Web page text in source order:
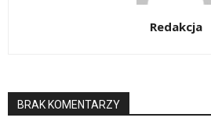
Redakcja
BRAK KOMENTARZY